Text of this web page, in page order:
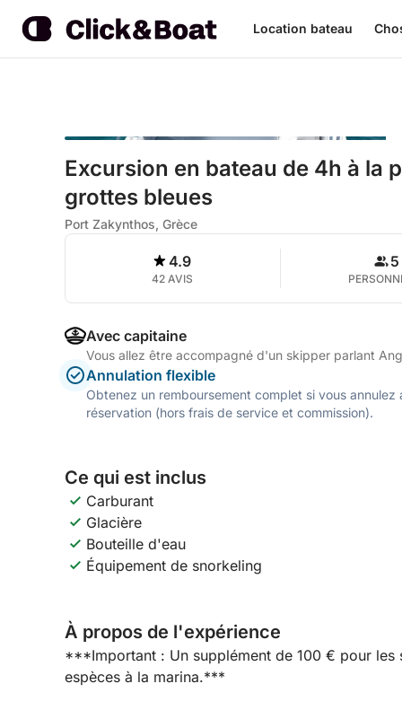
Location bateau
Excursion en bateau de 4h à la
grottes bleues
Port Zakynthos, Grèce
4.9
42 AVIS
5
Avec capitaine
Vous allez être accompagné d'un skipper parlant
Annulation flexible
Obtenez un remboursement complet si vous
réservation (hors frais de service et commission).
Ce qui est inclus
Carburant
Glacière
Bouteille d'eau
Équipement de snorkeling
À propos de l'expérience
***Important : Un supplément de 100 € pour les
espèces à la marina.***